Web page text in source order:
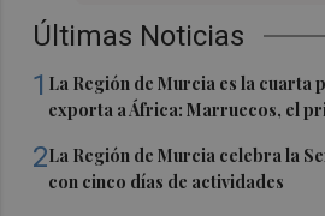
Últimas Noticias
1 La Región de Murcia es la cuarta
exporta a África: Marruecos, el
2La Región de Murcia celebra la
con cinco días de actividades